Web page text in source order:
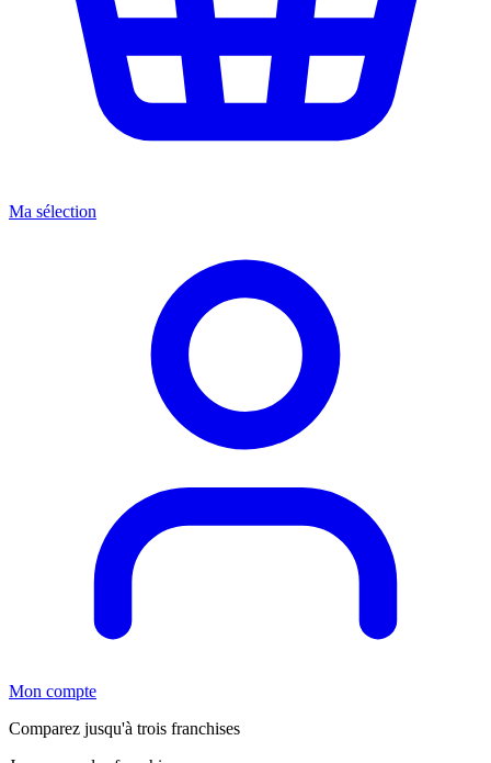
Ma sélection
Mon compte
Comparez jusqu'à trois franchises